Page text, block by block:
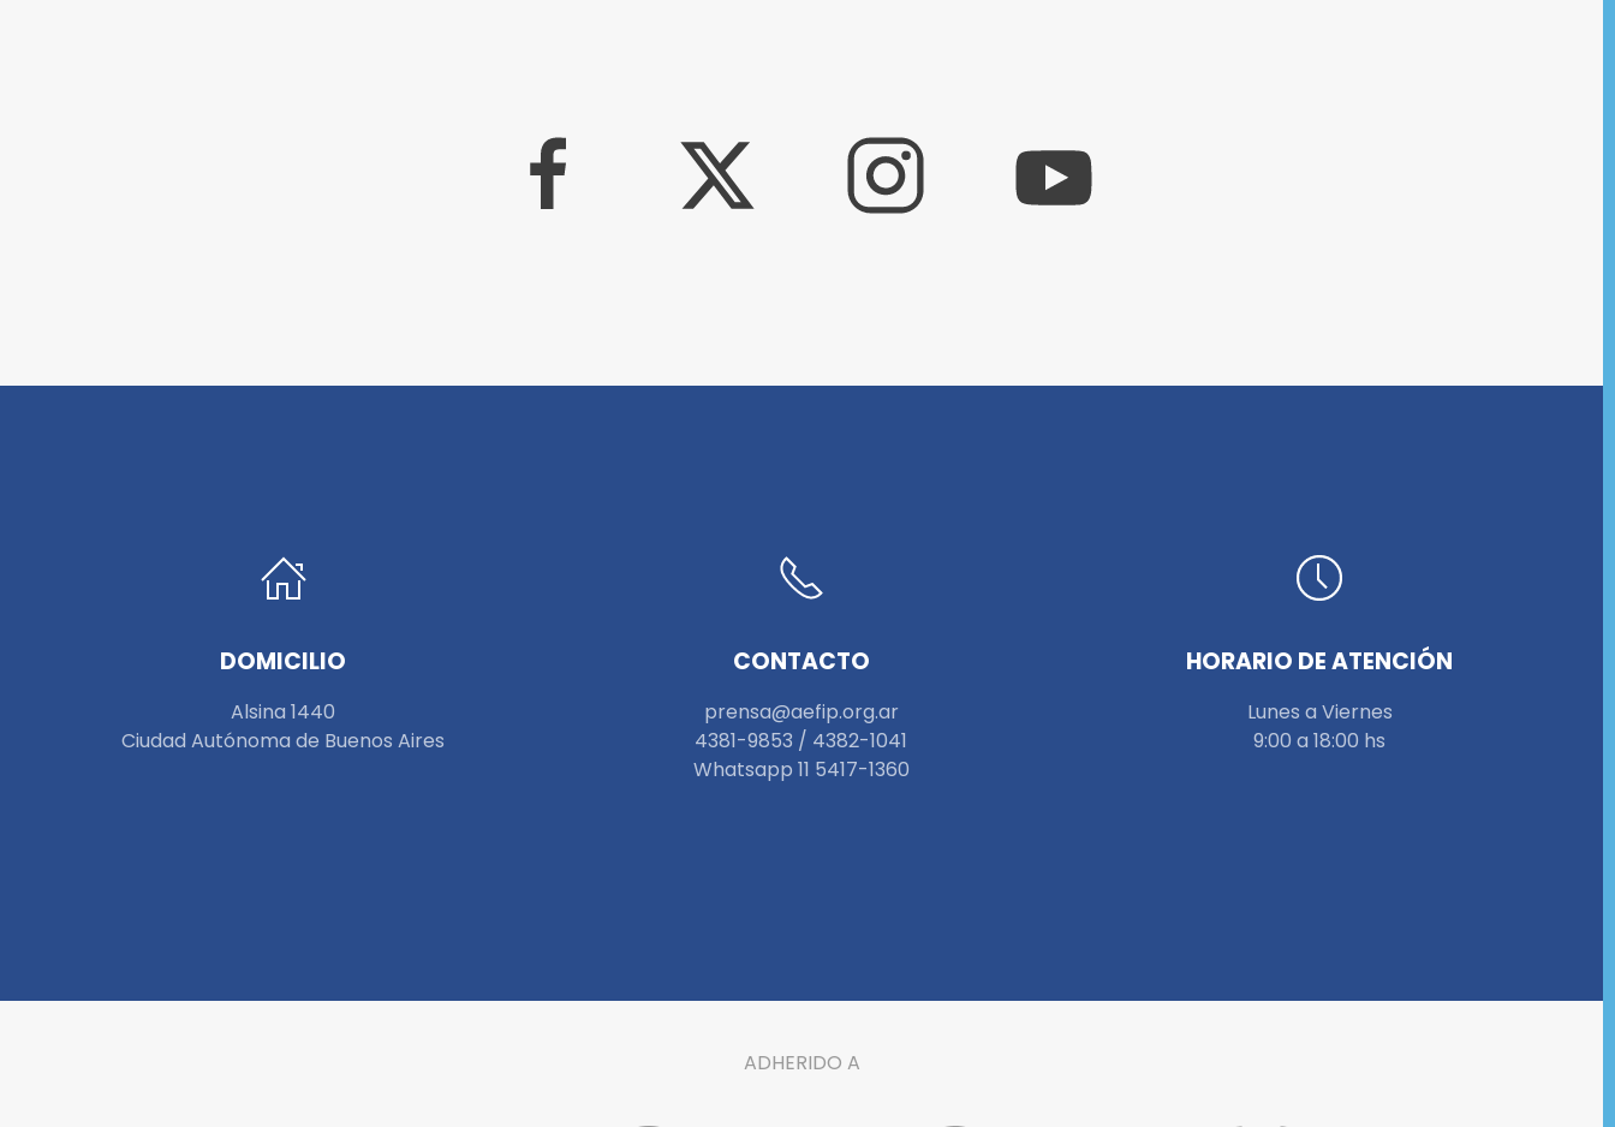
DOMICILIO
Alsina 1440
Ciudad Autónoma de Buenos Aires
CONTACTO
prensa@aefip.org.ar
4381-9853 / 4382-1041
Whatsapp 11 5417-1360
HORARIO DE ATENCIÓN
Lunes a Viernes
9:00 a 18:00 hs
ADHERIDO A